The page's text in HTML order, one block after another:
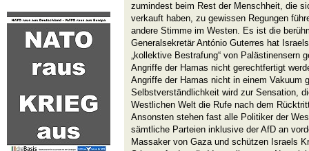
zumindest beim Rest der Menschheit, die
verkauft haben, zu gewissen Regungen
andere Stimme im Westen. Es ist die
Generalsekretär António Guterres hat
„kollektive Bestrafung“ von Palästinensern
Angriffe der Hamas nicht gerechtfertigt
Angriffe der Hamas nicht in einem Vakuum
Selbstverständlichkeit wird zur Sensation,
Westlichen Welt die Rufe nach dem
Ansonsten stehen fast alle Politiker der
sämtliche Parteien inklusive der AfD an
Massaker von Gaza und schützen Israels